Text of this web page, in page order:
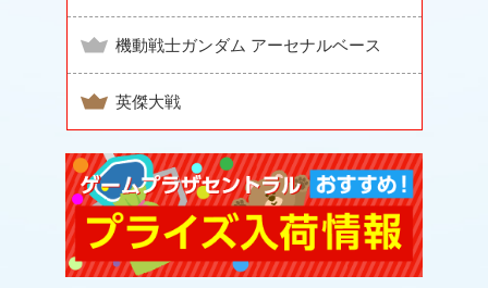
機動戦士ガンダム アーセナルベース
英傑大戦